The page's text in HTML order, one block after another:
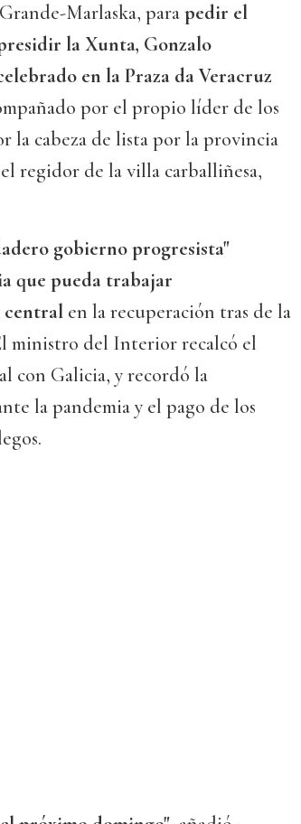
Marlaska, parapedir el
la Xunta, Gonzalo
en la Praza da Veracruz
por el propio líder de los
la cabeza de lista por la provincia
regidor de la villa carballiñesa,
gobierno progresista"
que pueda trabajar
central en la recuperación tras de la
ministro del Interior recalcó el
con Galicia, y recordó la
la pandemia y el pago de los